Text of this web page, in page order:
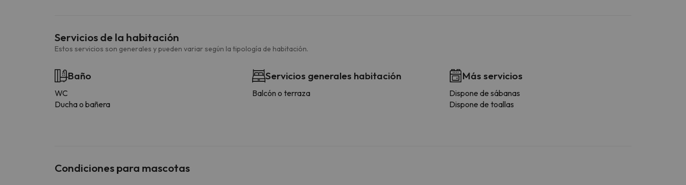
Servicios de la habitación
Estos servicios son generales y pueden variar según la tipología de habitación.
Baño
WC
Ducha o bañera
Servicios generales habitación
Balcón o terraza
Más servicios
Dispone de sábanas
Dispone de toallas
Condiciones para mascotas